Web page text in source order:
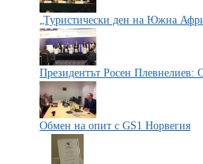
„Туристически ден на Южна
Президентът Росен
Обмен на опит с GS1 Норвегия